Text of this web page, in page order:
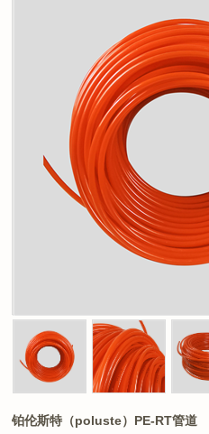
铂伦斯特（poluste）PE-RT管道